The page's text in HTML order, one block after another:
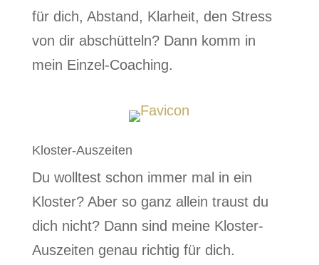
für dich, Abstand, Klarheit, den Stress
von dir abschütteln? Dann komm in
mein Einzel-Coaching.
Kloster-Auszeiten
Du wolltest schon immer mal in ein
Kloster? Aber so ganz allein traust du
dich nicht? Dann sind meine Kloster-
Auszeiten genau richtig für dich.